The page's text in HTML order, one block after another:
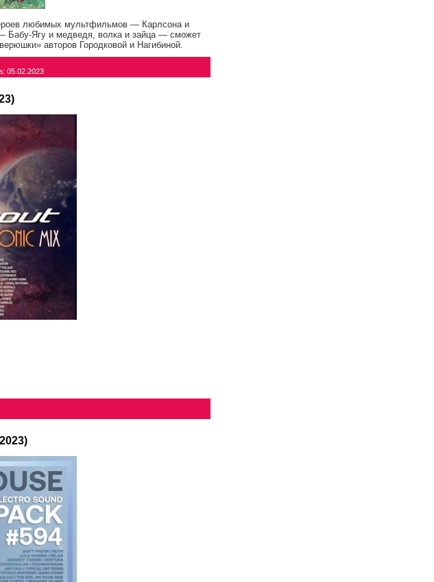
любимых мультфильмов — Карлсона и
Бабу-Ягу и медведя, волка и зайца — сможет
авторов Городковой и Нагибиной.
05.02.2023